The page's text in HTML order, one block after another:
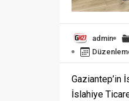
admin
Gaziantep’in
İslahiye